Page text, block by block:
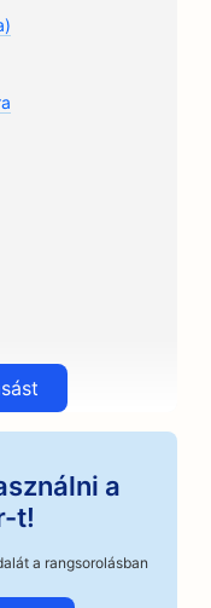
a
t!
a rangsorolásban